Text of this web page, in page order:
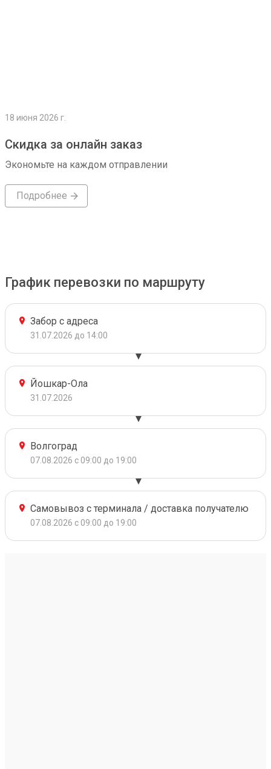
18 июня 2026 г.
Скидка за онлайн заказ
Экономьте на каждом отправлении
Подробнее
График перевозки по маршруту
Забор с адреса
31.07.2026 до 14:00
Йошкар-Ола
31.07.2026
Волгоград
07.08.2026 с 09:00 до 19:00
Самовывоз с терминала / доставка получателю
07.08.2026 с 09:00 до 19:00